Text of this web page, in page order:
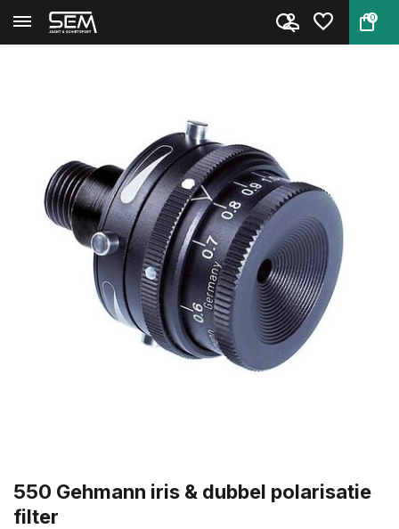
0
Terug Home 550 Gehmann iris & dubbel pola...
550 Gehmann iris & dubbel polarisatie
filter